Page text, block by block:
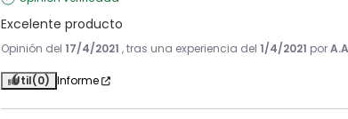
Excelente producto
Opinión del 17/4/2021 , tras una experiencia del 1/4/2021 por
Útil(0) Informe